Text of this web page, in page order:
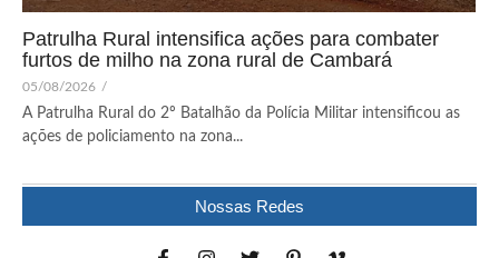
Patrulha Rural intensifica ações para combater
furtos de milho na zona rural de Cambará
05/08/2026 /
A Patrulha Rural do 2º Batalhão da Polícia Militar intensificou as
ações de policiamento na zona...
Nossas Redes